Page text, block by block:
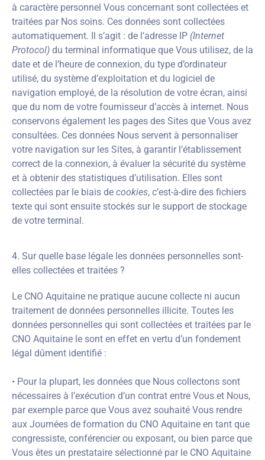
à caractère personnel Vous concernant sont collectées et
traitées par Nos soins. Ces données sont collectées
automatiquement. Il s’agit : de l’adresse IP (Internet
Protocol) du terminal informatique que Vous utilisez, de la
date et de l’heure de connexion, du type d’ordinateur
utilisé, du système d’exploitation et du logiciel de
navigation employé, de la résolution de votre écran, ainsi
que du nom de votre fournisseur d’accès à internet. Nous
conservons également les pages des Sites que Vous avez
consultées. Ces données Nous servent à personnaliser
votre navigation sur les Sites, à garantir l’établissement
correct de la connexion, à évaluer la sécurité du système
et à obtenir des statistiques d’utilisation. Elles sont
collectées par le biais de cookies, c’est-à-dire des fichiers
texte qui sont ensuite stockés sur le support de stockage
de votre terminal.
4. Sur quelle base légale les données personnelles sont-
elles collectées et traitées ?
Le CNO Aquitaine ne pratique aucune collecte ni aucun
traitement de données personnelles illicite. Toutes les
données personnelles qui sont collectées et traitées par le
CNO Aquitaine le sont en effet en vertu d’un fondement
légal dûment identifié :
• Pour la plupart, les données que Nous collectons sont
nécessaires à l’exécution d’un contrat entre Vous et Nous,
par exemple parce que Vous avez souhaité Vous rendre
aux Journées de formation du CNO Aquitaine en tant que
congressiste, conférencier ou exposant, ou bien parce que
Vous êtes un prestataire sélectionné par le CNO Aquitaine